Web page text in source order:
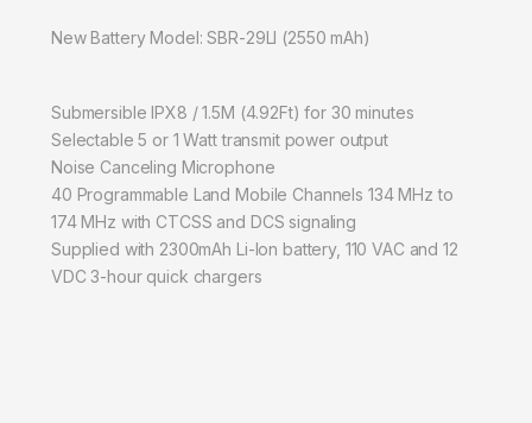
New Battery Model: SBR-29LI (2550 mAh)
Submersible IPX8 / 1.5M (4.92Ft) for 30 minutes
Selectable 5 or 1 Watt transmit power output
Noise Canceling Microphone
40 Programmable Land Mobile Channels 134 MHz to
174 MHz with CTCSS and DCS signaling
Supplied with 2300mAh Li-Ion battery, 110 VAC and 12
VDC 3-hour quick chargers